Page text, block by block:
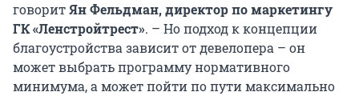
говоритЯн Фельдман, директор по маркетингу
ГК «Ленстройтрест». – Но подход к концепции
благоустройства зависит от девелопера – он
может выбрать программу нормативного
минимума, а может пойти по пути максимально